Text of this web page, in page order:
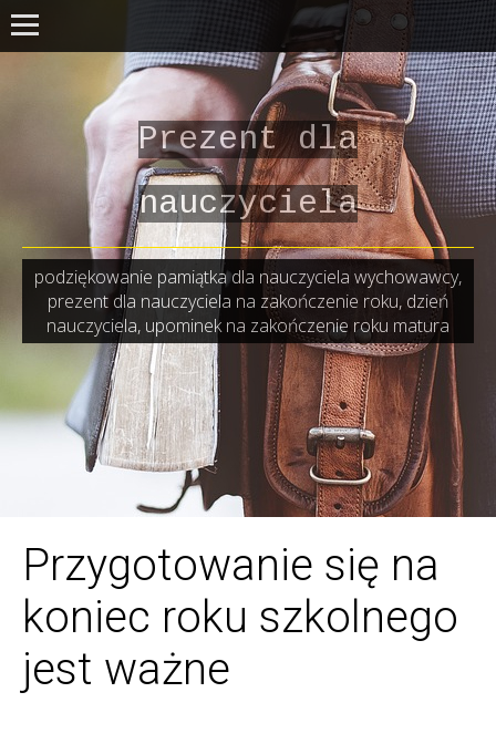
Prezent dla
nauczyciela
podziękowanie pamiątka dla nauczyciela wychowawcy,
prezent dla nauczyciela na zakończenie roku, dzień
nauczyciela, upominek na zakończenie roku matura
Przygotowanie się na
koniec roku szkolnego
jest ważne